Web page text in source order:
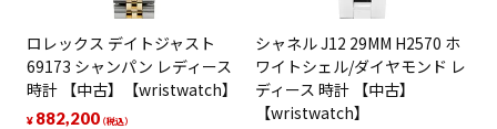
ロレックス デイトジャスト
69173 シャンパン レディース
時計 【中古】【wristwatch】
¥ 882,200（税込）
シャネル J12 29MM H2570 ホ
ワイトシェル/ダイヤモンド レ
ディース 時計 【中古】
【wristwatch】